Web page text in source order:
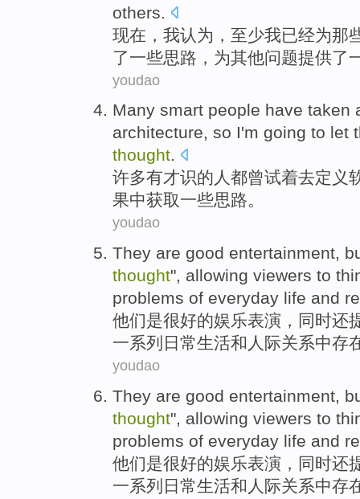
others
现在 ， 我认为 ， 至少我已经为那
了一些思路，为其他问题提供了
youdao
Many smart people have taken
architecture, so I'm going to let
thought.
许多有才识的 人 都曾试着去定义
果中获取一些思路。
youdao
They are good entertainment,
thought", allowing viewers to
problems of everyday life and
他们是很好的娱乐表演 ， 同时还
一系列 日常生活和 人际关系中存
youdao
They are good entertainment,
thought", allowing viewers to
problems of everyday life and
他们是很好的娱乐表演 ， 同时还
一系列 日常生活和 人际关系中存